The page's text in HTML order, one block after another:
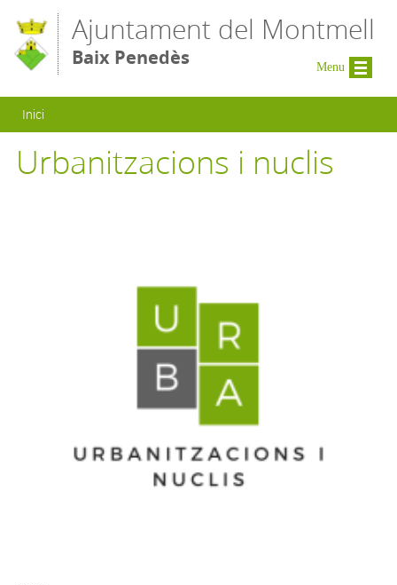
Ajuntament del Montmell
Baix Penedès
Esteu aquí
Inici
Urbanitzacions i nuclis
Menu